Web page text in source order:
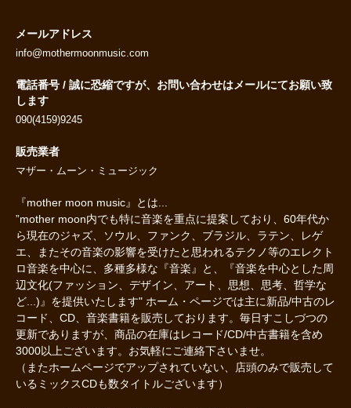
メールアドレス
info@mothermoonmusic.com
電話番号 / 誠に恐縮ですが、お問い合わせはメールにてお願い致
します
090(4159)9245
販売業者
マザー・ムーン・ミュージック
『mother moon music』とは...
”mother moon内でも特に音楽を重点に提案しており、60年代か
ら現在のジャズ、ソウル、ファンク、ブラジル、ラテン、レゲ
エ、またその音楽の影響を受けたと思われるテクノ等のエレクト
ロ音楽を中心に、多種多様な『音楽』と、『音楽を中心とした周
辺文化(ファッション、デザイン、アート、思想、思考、哲学な
ど...)』を提供いたします" ホーム・ページでは主に新品/中古のレ
コード、CD、音楽書籍を販売しております。毎日すこしづつの
更新でありますが、商品の在庫はレコード/CD/中古書籍を含め
3000以上ございます。お気軽にご連絡下さいませ。
（またホームページでアップされていない、店頭のみで販売して
いるミックスCDも数タイトルございます）